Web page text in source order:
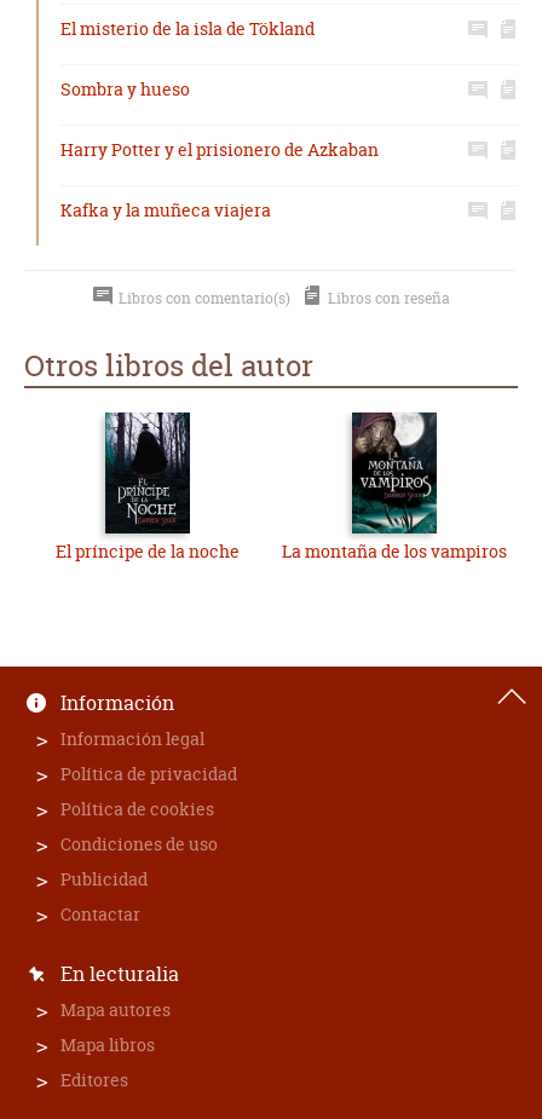
El misterio de la isla de Tökland
Sombra y hueso
Harry Potter y el prisionero de Azkaban
Kafka y la muñeca viajera
Libros con comentario(s) Libros con reseña
Otros libros del autor
El príncipe de la noche La montaña de los vampiros
Información
Información legal
Política de privacidad
Política de cookies
Condiciones de uso
Publicidad
Contactar
En lecturalia
Mapa autores
Mapa libros
Editores